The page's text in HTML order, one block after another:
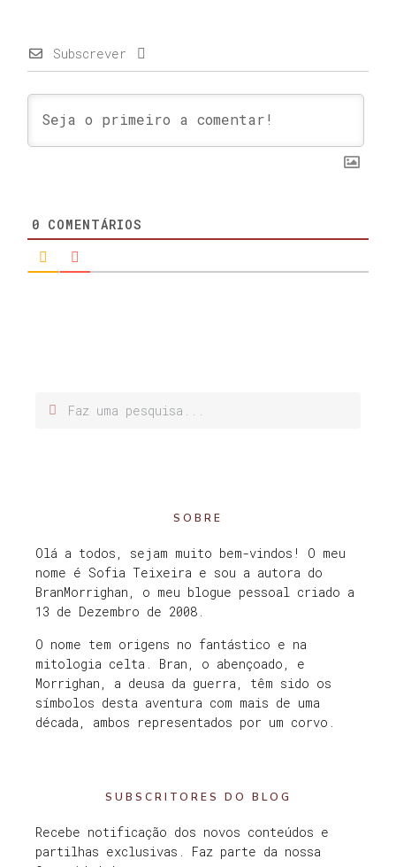
Subscrever
0 COMENTÁRIOS
SOBRE
Olá a todos, sejam muito bem-vindos! O meu
nome é Sofia Teixeira e sou a autora do
BranMorrighan, o meu blogue pessoal criado a
13 de Dezembro de 2008.
O nome tem origens no fantástico e na
mitologia celta. Bran, o abençoado, e
Morrighan, a deusa da guerra, têm sido os
símbolos desta aventura com mais de uma
década, ambos representados por um corvo.
SUBSCRITORES DO BLOG
Recebe notificação dos novos conteúdos e
partilhas exclusivas. Faz parte da nossa